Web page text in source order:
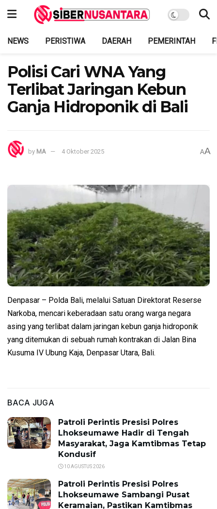
NEWS PERISTIWA DAERAH PEMERINTAH
Polisi Cari WNA Yang
Terlibat Jaringan Kebun
Ganja Hidroponik di Bali
by MA 4 Oktober 2025 AA
Denpasar – Polda Bali, melalui Satuan Direktorat Reserse
Narkoba, mencari keberadaan satu orang warga negara
asing yang terlibat dalam jaringan kebun ganja hidroponik
yang ditemukan di sebuah rumah kontrakan di Jalan Bina
Kusuma IV Ubung Kaja, Denpasar Utara, Bali.
BACA JUGA
Patroli Perintis Presisi Polres
Lhokseumawe Hadir di Tengah
Masyarakat, Jaga Kamtibmas Tetap
Kondusif
10 AGUSTUS 2026
Patroli Perintis Presisi Polres
Lhokseumawe Sambangi Pusat
Keramaian, Pastikan Kamtibmas